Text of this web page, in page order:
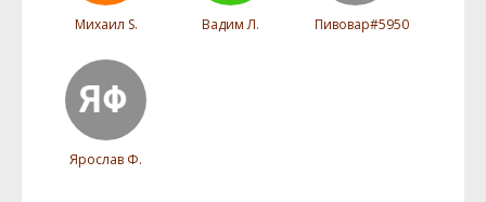
Михаил S. Вадим Л. Пивовар#5950
Ярослав Ф.